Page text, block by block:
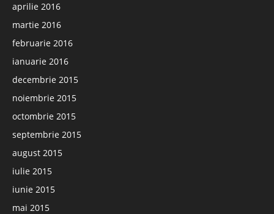
aprilie 2016
martie 2016
februarie 2016
ianuarie 2016
decembrie 2015
noiembrie 2015
octombrie 2015
septembrie 2015
august 2015
iulie 2015
iunie 2015
mai 2015